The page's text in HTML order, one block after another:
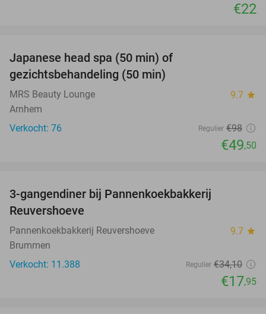
€22
Japanese head spa (50 min) of
gezichtsbehandeling (50 min)
MRS Beauty Lounge 9.7 star
Arnhem
Verkocht: 76
Regulier €98
€49,50
3-gangendiner bij Pannenkoekbakkerij
Reuvershoeve
Pannenkoekbakkerij Reuvershoeve 9.7 star
Brummen
Verkocht: 11.388
Regulier €34,10
€17,95